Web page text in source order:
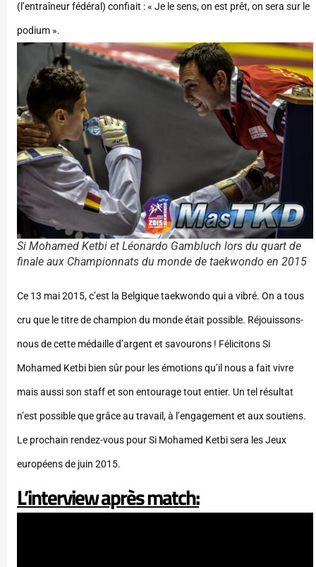
(l’entraîneur fédéral) confiait : « Je le sens, on est prêt, on sera sur le
podium ».
Si Mohamed Ketbi et Léonardo Gambluch lors du quart de
finale aux Championnats du monde de taekwondo en 2015
Ce 13 mai 2015, c’est la Belgique taekwondo qui a vibré. On a tous
cru que le titre de champion du monde était possible. Réjouissons-
nous de cette médaille d’argent et savourons ! Félicitons Si
Mohamed Ketbi bien sûr pour les émotions qu’il nous a fait vivre
mais aussi son staff et son entourage tout entier. Un tel résultat
n’est possible que grâce au travail, à l’engagement et aux soutiens.
Le prochain rendez-vous pour Si Mohamed Ketbi sera les Jeux
européens de juin 2015.
L’interview après match: